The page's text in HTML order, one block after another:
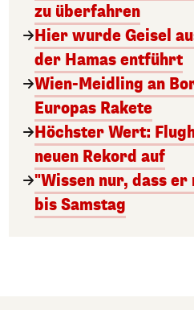
zu überfahren
Hier wurde Geisel
der Hamas entführt
Wien-Meidling an
Europas Rakete
Höchster Wert:
neuen Rekord auf
"Wissen nur, dass er
bis Samstag